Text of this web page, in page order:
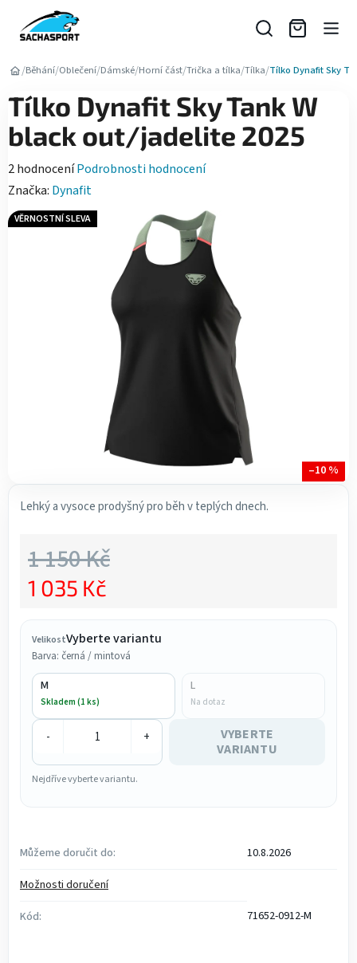
obsah
/Běhání/Oblečení/Dámské/Horní část/Trička a tílka/Tílka/Tílko Dynafit Sky
Lehký a vysoce prodyšný pro běh v teplých dnech.
VelikostVyberte variantu
Barva: černá / mintová
M
Skladem (1 ks)
L
Na dotaz
- +
VYBERTE
VARIANTU
Nejdříve vyberte variantu.
Můžeme doručit do:
10.8.2026
Možnosti doručení
Kód:
71652-0912-M
1 150 Kč
1 035 Kč
Tílko Dynafit Sky Tank W
black out/jadelite 2025
Průměrné
hodnocení
produktu
je
2 hodnoceníPodrobnosti hodnocení
Značka: Dynafit
VĚRNOSTNÍ SLEVA
–10 %